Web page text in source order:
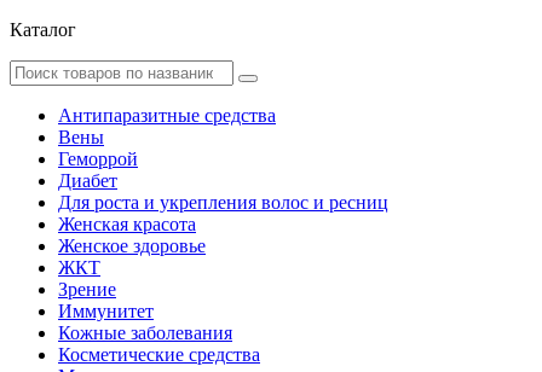
Каталог
Антипаразитные средства
Вены
Геморрой
Диабет
Для роста и укрепления волос и ресниц
Женская красота
Женское здоровье
ЖКТ
Зрение
Иммунитет
Кожные заболевания
Косметические средства